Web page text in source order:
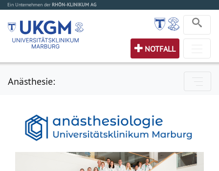
Ein Unternehmen der RHÖN-KLINIKUM AG
NOTFALL
Anästhesie: